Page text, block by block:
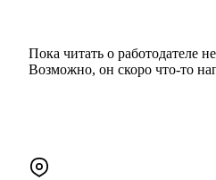
Пока читать о работодателе
Возможно, он скоро что‑то